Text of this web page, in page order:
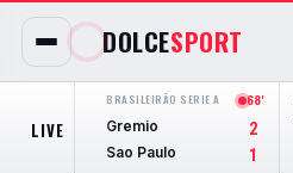
DOLCESPORT
LIVE
BRASILEIRÃO SERIE A
68'
Gremio
2
Sao Paulo 1